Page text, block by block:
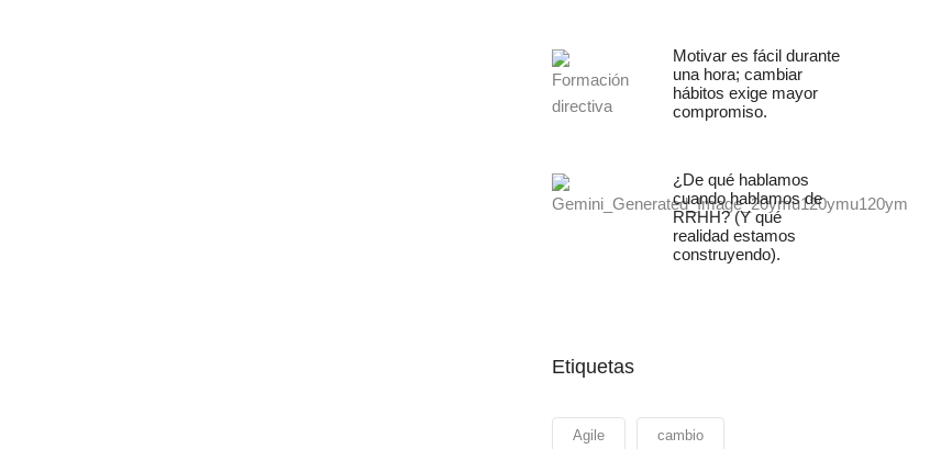
Motivar es fácil durante
una hora; cambiar
hábitos exige mayor
compromiso.
¿De qué hablamos
cuando hablamos de
RRHH? (Y qué
realidad estamos
construyendo).
Etiquetas
Agile cambio